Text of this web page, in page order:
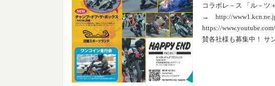
コラボレ－ス 「ル－ツ
→ http://
https://
賛各社様も募集中！ サ